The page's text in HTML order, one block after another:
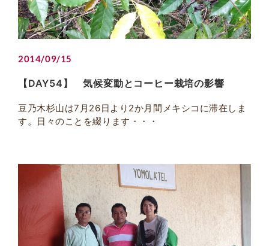
2014/09/15
【DAY54】 気候変動とコーヒー栽培の影響
豆乃木杉山は7月26日より2か月間メキシコに滞在しま
す。日々のことを綴ります・・・